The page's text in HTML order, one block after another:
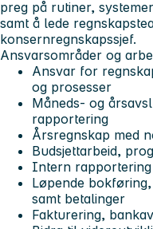
preg på rutiner,
samt å lede
konsernregnskapssjef.
Ansvarsområder og
Ansvar for
og prosesser
Måneds- og
rapportering
Årsregnskap med
Budsjettarbeid,
Intern
Løpende
samt betalinger
Fakturering,